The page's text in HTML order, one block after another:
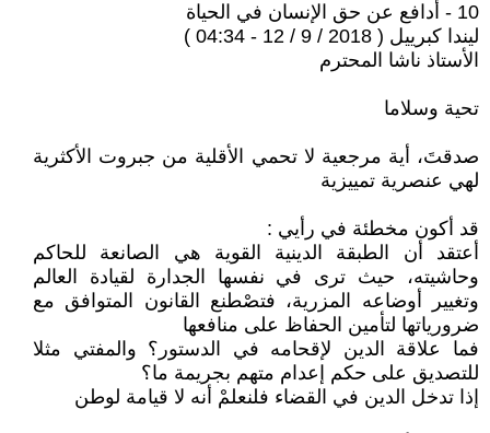
10 - أدافع عن حق الإنسان في الحياة
ليندا كبرييل ( 2018 / 9 / 12 - 04:34 )
الأستاذ ناشا المحترم
تحية وسلاما
صدقتَ، أية مرجعية لا تحمي الأقلية من جبروت الأكثرية
لهي عنصرية تمييزية
قد أكون مخطئة في رأيي :
أعتقد أن الطبقة الدينية القوية هي الصانعة للحاكم
وحاشيته، حيث ترى في نفسها الجدارة لقيادة العالم
وتغيير أوضاعه المزرية، فتصْطنع القانون المتوافق مع
ضرورياتها لتأمين الحفاظ على منافعها
فما علاقة الدين لإقحامه في الدستور؟ والمفتي مثلا
للتصديق على حكم إعدام متهم بجريمة ما؟
إذا تدخل الدين في القضاء فلنعلمْ أنه لا قيامة لوطن